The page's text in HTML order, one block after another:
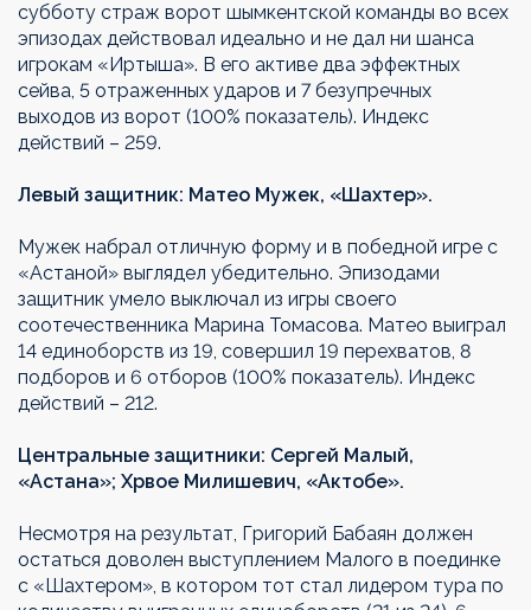
субботу страж ворот шымкентской команды во всех
эпизодах действовал идеально и не дал ни шанса
игрокам «Иртыша». В его активе два эффектных
сейва, 5 отраженных ударов и 7 безупречных
выходов из ворот (100% показатель). Индекс
действий – 259.
Левый защитник: Матео Мужек, «Шахтер».
Мужек набрал отличную форму и в победной игре с
«Астаной» выглядел убедительно. Эпизодами
защитник умело выключал из игры своего
соотечественника Марина Томасова. Матео выиграл
14 единоборств из 19, совершил 19 перехватов, 8
подборов и 6 отборов (100% показатель). Индекс
действий – 212.
Центральные защитники: Сергей Малый,
«Астана»; Хрвое Милишевич, «Актобе».
Несмотря на результат, Григорий Бабаян должен
остаться доволен выступлением Малого в поединке
с «Шахтером», в котором тот стал лидером тура по